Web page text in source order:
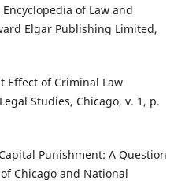
of Law and
Elgar Publishing Limited,
Effect of Criminal Law
Studies, Chicago, v. 1, p.
Capital Punishment: A Question
Chicago and National